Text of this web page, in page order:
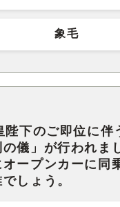
象毛
陛下のご即位に伴
の儀」が行われま
ープンカーに同
しょう。